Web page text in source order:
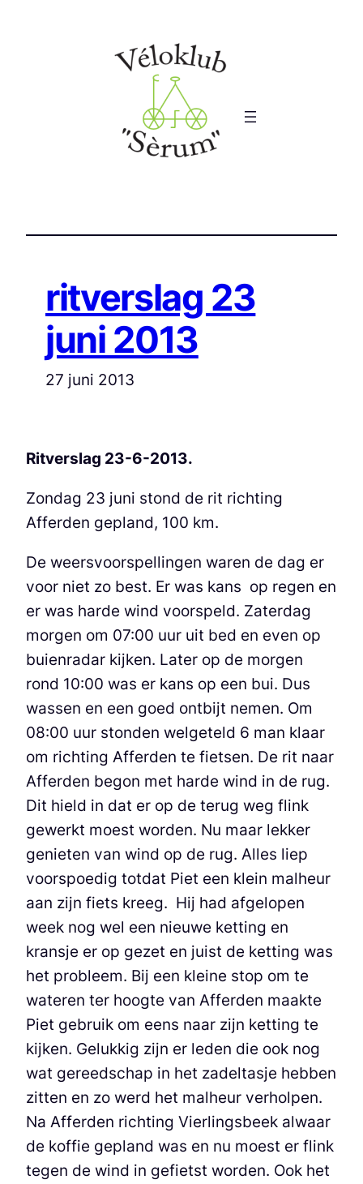
ritverslag 23
juni 2013
27 juni 2013
Ritverslag 23-6-2013.
Zondag 23 juni stond de rit richting
Afferden gepland, 100 km.
De weersvoorspellingen waren de dag er
voor niet zo best. Er was kans op regen en
er was harde wind voorspeld. Zaterdag
morgen om 07:00 uur uit bed en even op
buienradar kijken. Later op de morgen
rond 10:00 was er kans op een bui. Dus
wassen en een goed ontbijt nemen. Om
08:00 uur stonden welgeteld 6 man klaar
om richting Afferden te fietsen. De rit naar
Afferden begon met harde wind in de rug.
Dit hield in dat er op de terug weg flink
gewerkt moest worden. Nu maar lekker
genieten van wind op de rug. Alles liep
voorspoedig totdat Piet een klein malheur
aan zijn fiets kreeg. Hij had afgelopen
week nog wel een nieuwe ketting en
kransje er op gezet en juist de ketting was
het probleem. Bij een kleine stop om te
wateren ter hoogte van Afferden maakte
Piet gebruik om eens naar zijn ketting te
kijken. Gelukkig zijn er leden die ook nog
wat gereedschap in het zadeltasje hebben
zitten en zo werd het malheur verholpen.
Na Afferden richting Vierlingsbeek alwaar
de koffie gepland was en nu moest er flink
tegen de wind in gefietst worden. Ook het